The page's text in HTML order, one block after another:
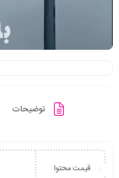
توضیحات
قیمت محتوا